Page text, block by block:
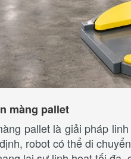
màng pallet
pallet là giải pháp
robot có thể di